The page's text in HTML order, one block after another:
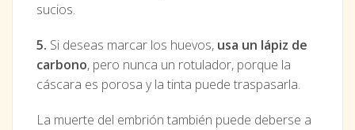
sucios.
5. Si deseas marcar los huevos, usa un lápiz de
carbono, pero nunca un rotulador, porque la
cáscara es porosa y la tinta puede traspasarla.
La muerte del embrión también puede deberse a